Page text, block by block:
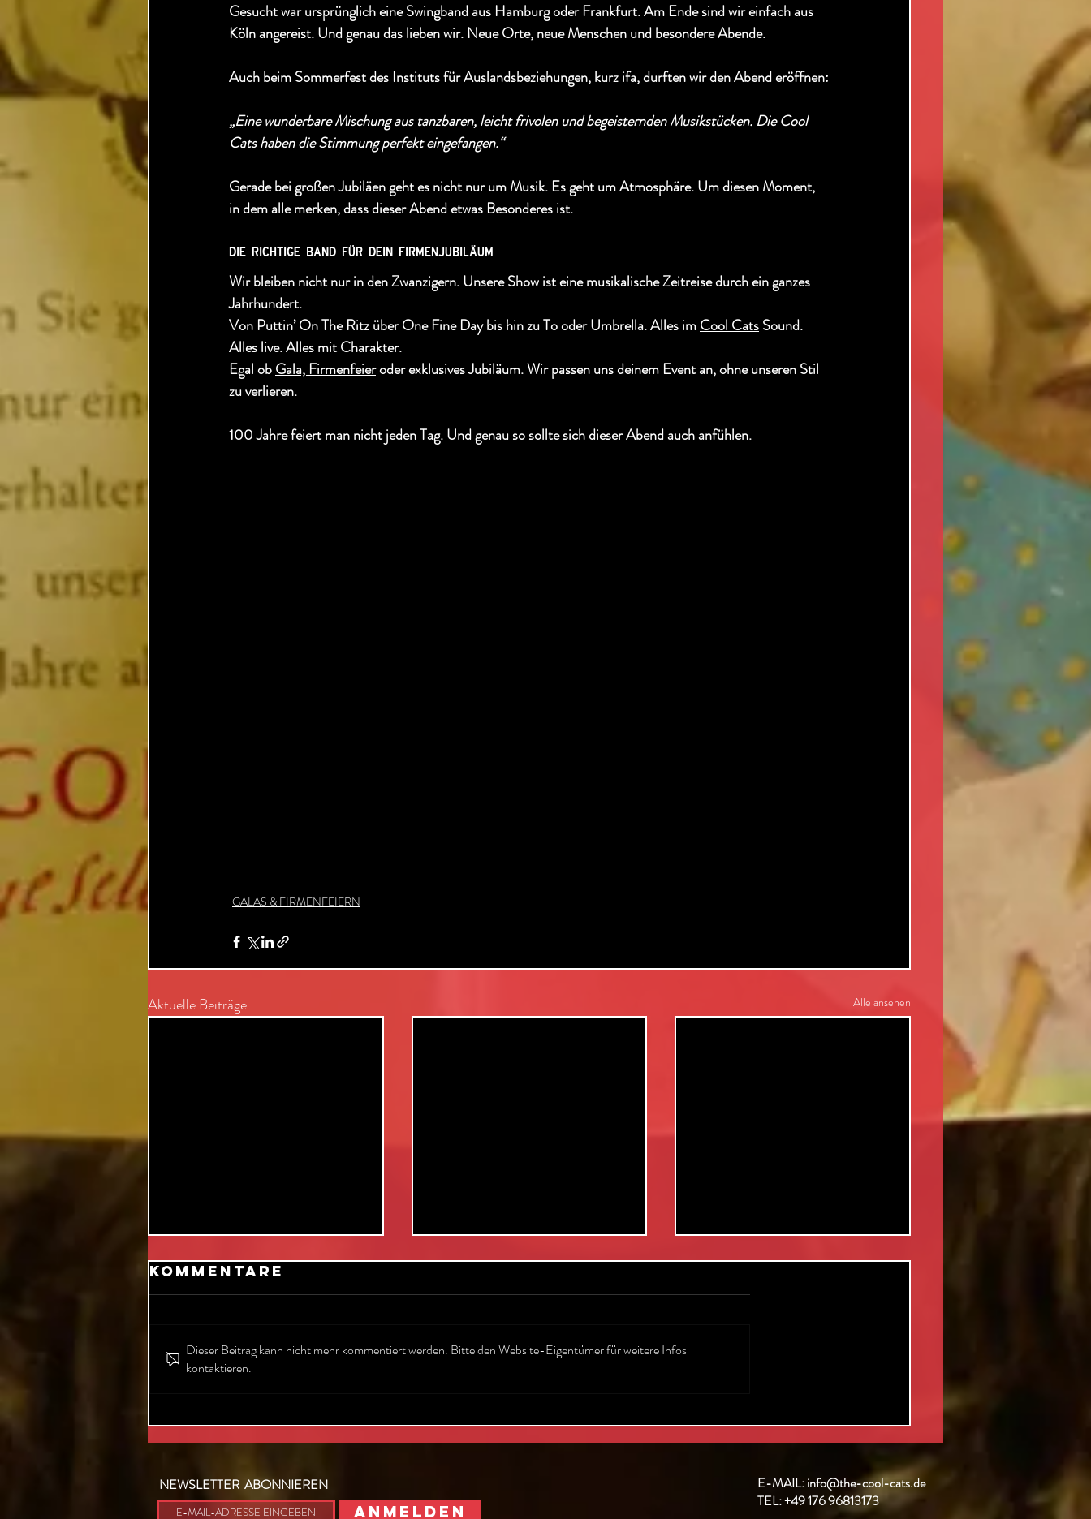
Gesucht war ursprünglich eine Swingband aus Hamburg oder Frankfurt. Am Ende sind wir einfach aus
Köln angereist. Und genau das lieben wir. Neue Orte, neue Menschen und besondere Abende.
Auch beim Sommerfest des Instituts für Auslandsbeziehungen, kurz ifa, durften wir den Abend eröffnen:
„Eine wunderbare Mischung aus tanzbaren, leicht frivolen und begeisternden Musikstücken. Die Cool
Cats haben die Stimmung perfekt eingefangen.“
Gerade bei großen Jubiläen geht es nicht nur um Musik. Es geht um Atmosphäre. Um diesen Moment,
in dem alle merken, dass dieser Abend etwas Besonderes ist.
die richtige band für dein firmenjubiläum
Wir bleiben nicht nur in den Zwanzigern. Unsere Show ist eine musikalische Zeitreise durch ein ganzes
Jahrhundert.
Von Puttin’ On The Ritz über One Fine Day bis hin zu To oder Umbrella. Alles im Cool Cats Sound.
Alles live. Alles mit Charakter.
Egal ob Gala, Firmenfeier oder exklusives Jubiläum. Wir passen uns deinem Event an, ohne unseren Stil
zu verlieren.
100 Jahre feiert man nicht jeden Tag. Und genau so sollte sich dieser Abend auch anfühlen.
GALAS & FIRMENFEIERN
Aktuelle Beiträge Alle ansehen
mit Liveband
statt DJ: Warum
Firmen dafür
entscheiden
Kommentare
Dieser Beitrag kann nicht mehr kommentiert werden. Bitte den Website-Eigentümer für weitere Infos
kontaktieren.
NEWSLETTER ABONNIEREN
ANMELDEN
E-MAIL:info@the-cool-cats.de
TEL:+49176 96813173